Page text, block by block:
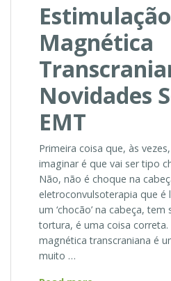
Estimulação
Magnética
Novidades
EMT
Primeira coisa que, às
imaginar é que vai ser tipo
Não, não é choque na
eletroconvulsoterapia que é
um ‘chocão’ na cabeça,
tortura, é uma coisa
magnética transcraniana é
muito …